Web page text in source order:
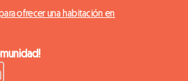
ofrecer una habitación en